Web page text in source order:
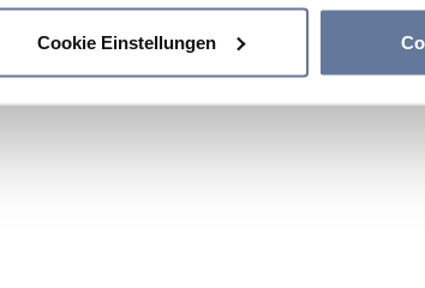
Cookie Einstellungen